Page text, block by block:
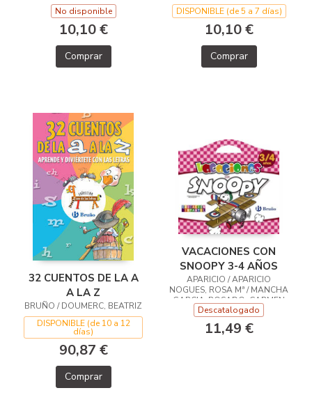
No disponible
10,10 €
Comprar
DISPONIBLE (de 5 a 7 días)
10,10 €
Comprar
32 CUENTOS DE LA A
A LA Z
BRUÑO / DOUMERC, BEATRIZ
DISPONIBLE (de 10 a 12
días)
90,87 €
Comprar
VACACIONES CON
SNOOPY 3-4 AÑOS
APARICIO / APARICIO
NOGUES, ROSA Mª / MANCHA
GARCIA-ROSADO, CARMEN
Descatalogado
11,49 €